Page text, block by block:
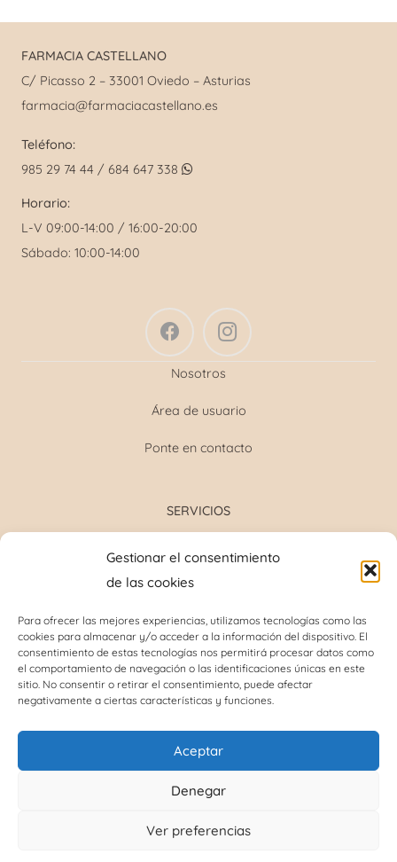
Gestionar el consentimiento
de las cookies
Para ofrecer las mejores experiencias, utilizamos tecnologías como las
cookies para almacenar y/o acceder a la información del dispositivo. El
consentimiento de estas tecnologías nos permitirá procesar datos como
el comportamiento de navegación o las identificaciones únicas en este
sitio. No consentir o retirar el consentimiento, puede afectar
negativamente a ciertas características y funciones.
Aceptar
Denegar
Ver preferencias
FARMACIA CASTELLANO
C/ Picasso 2 – 33001 Oviedo – Asturias
farmacia@farmaciacastellano.es
Teléfono:
985 29 74 44 / 684 647 338
Horario:
L-V 09:00-14:00 / 16:00-20:00
Sábado: 10:00-14:00
Nosotros
Área de usuario
Ponte en contacto
SERVICIOS
Determinación glucosa y colesterol total
Perforación del lóbulo de la oreja
Análisis capilar
INFORMACIÓN DE INTERÉS
Términos y condiciones
Política de protección de datos